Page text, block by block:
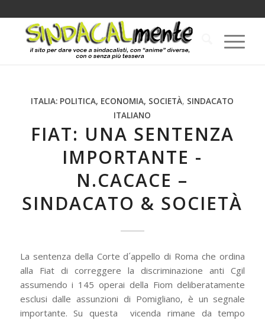
ITALIA: POLITICA, ECONOMIA, SOCIETÀ, SINDACATO
ITALIANO
FIAT: UNA SENTENZA
IMPORTANTE -
N.CACACE –
SINDACATO & SOCIETÀ
La sentenza della Corte d´appello di Roma che ordina
alla Fiat di correggere la discriminazione anti Cgil
assumendo i 145 operai della Fiom deliberatamente
esclusi dalle assunzioni di Pomigliano, è un segnale
importante. Su questa vicenda rimane da tempo